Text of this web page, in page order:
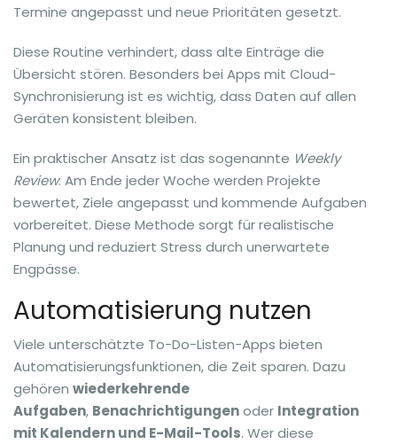
Termine angepasst und neue Prioritäten gesetzt.
Diese Routine verhindert, dass alte Einträge die
Übersicht stören. Besonders bei Apps mit Cloud-
Synchronisierung ist es wichtig, dass Daten auf allen
Geräten konsistent bleiben.
Ein praktischer Ansatz ist das sogenannte Weekly
Review: Am Ende jeder Woche werden Projekte
bewertet, Ziele angepasst und kommende Aufgaben
vorbereitet. Diese Methode sorgt für realistische
Planung und reduziert Stress durch unerwartete
Engpässe.
Automatisierung nutzen
Viele unterschätzte To-Do-Listen-Apps bieten
Automatisierungsfunktionen, die Zeit sparen. Dazu
gehören wiederkehrende
Aufgaben, Benachrichtigungenoder Integration
mit Kalendern und E-Mail-Tools. Wer diese